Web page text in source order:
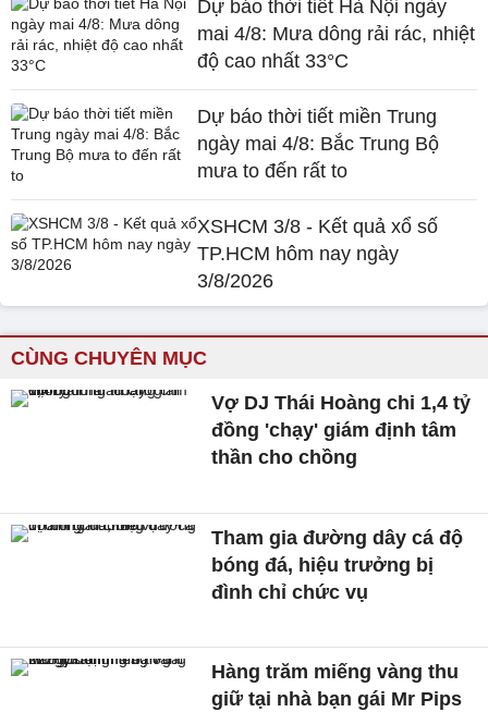
Dự báo thời tiết Hà Nội ngày
mai 4/8: Mưa dông rải rác, nhiệt
độ cao nhất 33°C
Dự báo thời tiết miền Trung
ngày mai 4/8: Bắc Trung Bộ
mưa to đến rất to
XSHCM 3/8 - Kết quả xổ số
TP.HCM hôm nay ngày
3/8/2026
CÙNG CHUYÊN MỤC
Vợ DJ Thái Hoàng chi 1,4 tỷ
đồng 'chạy' giám định tâm
thần cho chồng
Tham gia đường dây cá độ
bóng đá, hiệu trưởng bị
đình chỉ chức vụ
Hàng trăm miếng vàng thu
giữ tại nhà bạn gái Mr Pips